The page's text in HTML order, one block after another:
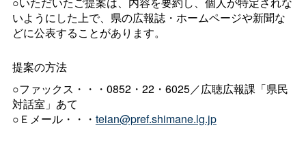
いようにした上で、県の広報誌・ホームページや新聞な
どに公表することがあります。
提案の方法
○ファックス・・・0852・22・6025／広聴広報課「県民
対話室」あて
○Ｅメール・・・ teian@pref.shimane.lg.jp